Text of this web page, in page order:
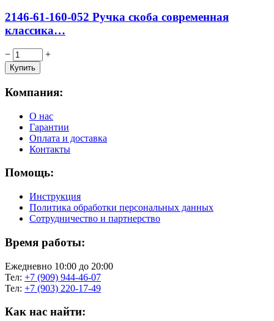
2146-61-160-052 Ручка скоба современная
классика…
− +
Компания:
О нас
Гарантии
Оплата и доставка
Контакты
Помощь:
Инструкция
Политика обработки персональных данных
Сотрудничество и партнерство
Время работы:
Ежедневно 10:00 до 20:00
Тел: +7 (909) 944-46-07
Тел: +7 (903) 220-17-49
Как нас найти: